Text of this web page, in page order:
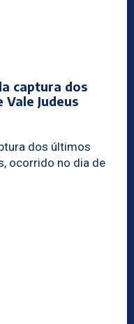
captura dos
Judeus
dos últimos
ocorrido no dia de